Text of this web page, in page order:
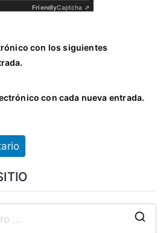
FriendlyCaptcha ⇗
con los siguientes
con cada nueva entrada.